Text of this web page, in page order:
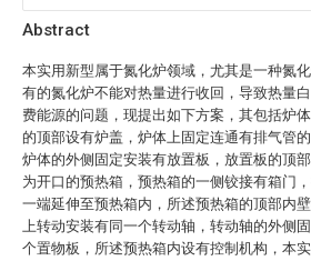
Abstract
本实用新型属于氮化炉领域，尤其是一种氮
有的氮化炉不能对热量进行收回，导致热量
费能源的问题，现提出如下方案，其包括炉
的顶部设有炉盖，炉体上固定连通有排气管
炉体的外侧固定安装有放置板，放置板的顶
为开口的预热箱，预热箱的一侧铰接有箱门
一端延伸至预热箱内，所述预热箱的顶部内
上转动安装有同一个转动轴，转动轴的外侧
个置物板，所述预热箱内设有控制机构，本